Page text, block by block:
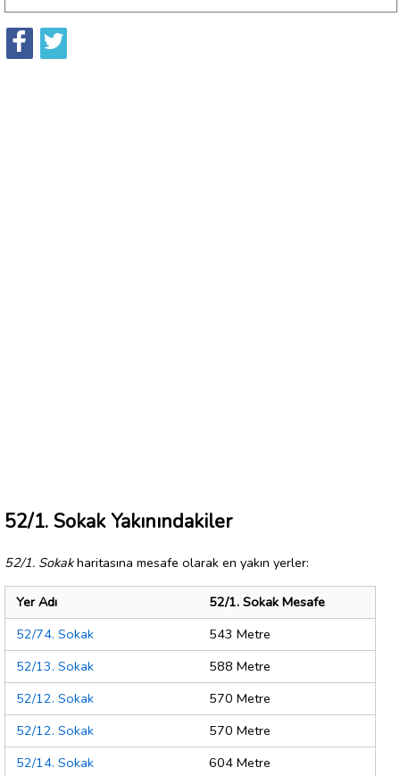
52/1. Sokak Yakınındakiler
52/1. Sokakharitasına mesafe olarak en yakın yerler:
Yer Adı
52/1. Sokak Mesafe
52/74. Sokak
543 Metre
52/13. Sokak
588 Metre
52/12. Sokak
570 Metre
52/12. Sokak
570 Metre
52/14. Sokak
604 Metre